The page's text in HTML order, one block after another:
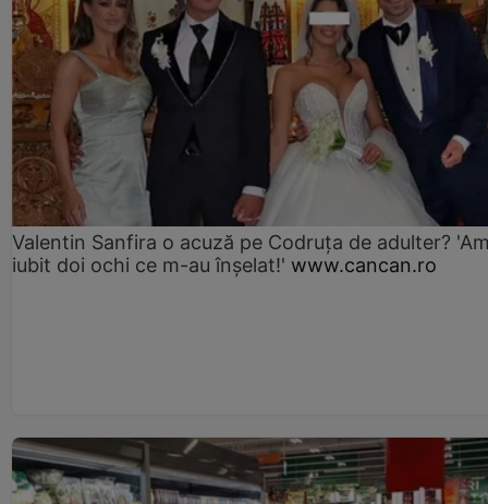
Valentin Sanfira o acuză pe Codruța de adulter?
iubit doi ochi ce m-au înșelat!' www.cancan.ro